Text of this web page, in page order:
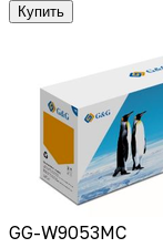
Купить
GG-W9053MC